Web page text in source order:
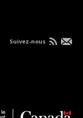
Suivez-nous